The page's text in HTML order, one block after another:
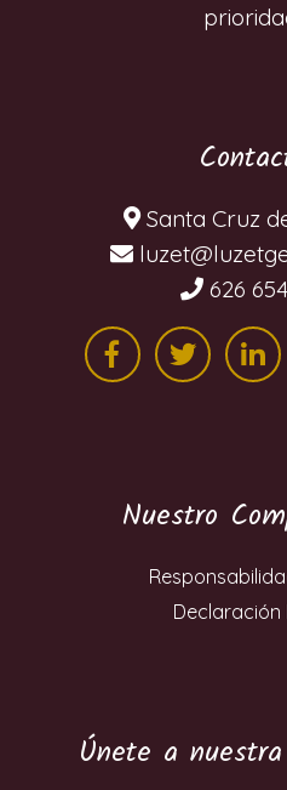
Santa Cruz
626
Nuestro
Declaración
Únete a